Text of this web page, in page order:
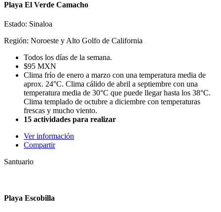
Playa El Verde Camacho
Estado: Sinaloa
Región: Noroeste y Alto Golfo de California
Todos los días de la semana.
$95 MXN
Clima frío de enero a marzo con una temperatura media de
aprox. 24°C. Clima cálido de abril a septiembre con una
temperatura media de 30°C que puede llegar hasta los 38°C.
Clima templado de octubre a diciembre con temperaturas
frescas y mucho viento.
15 actividades para realizar
Ver información
Compartir
Santuario
Playa Escobilla